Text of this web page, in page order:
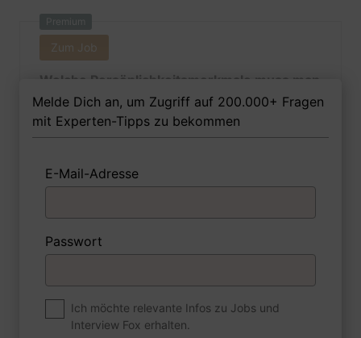
Premium
Zum Job
Welche Persönlichkeitsmerkmale muss man
als Holzblasinstrumentenmachermeisterin
Ihrer Meinung nach besitzen, um in dem Job
erfolgreich zu sein?
1 FoxTipp Antwort schreiben Audio aufnehmen
Wie sind Sie mit einer Situation
Melde Dich an, um Zugriff auf 200.000+ Fragen
mit Experten-Tipps zu bekommen
E-Mail-Adresse
Passwort
Ich möchte relevante Infos zu Jobs und
Interview Fox erhalten.